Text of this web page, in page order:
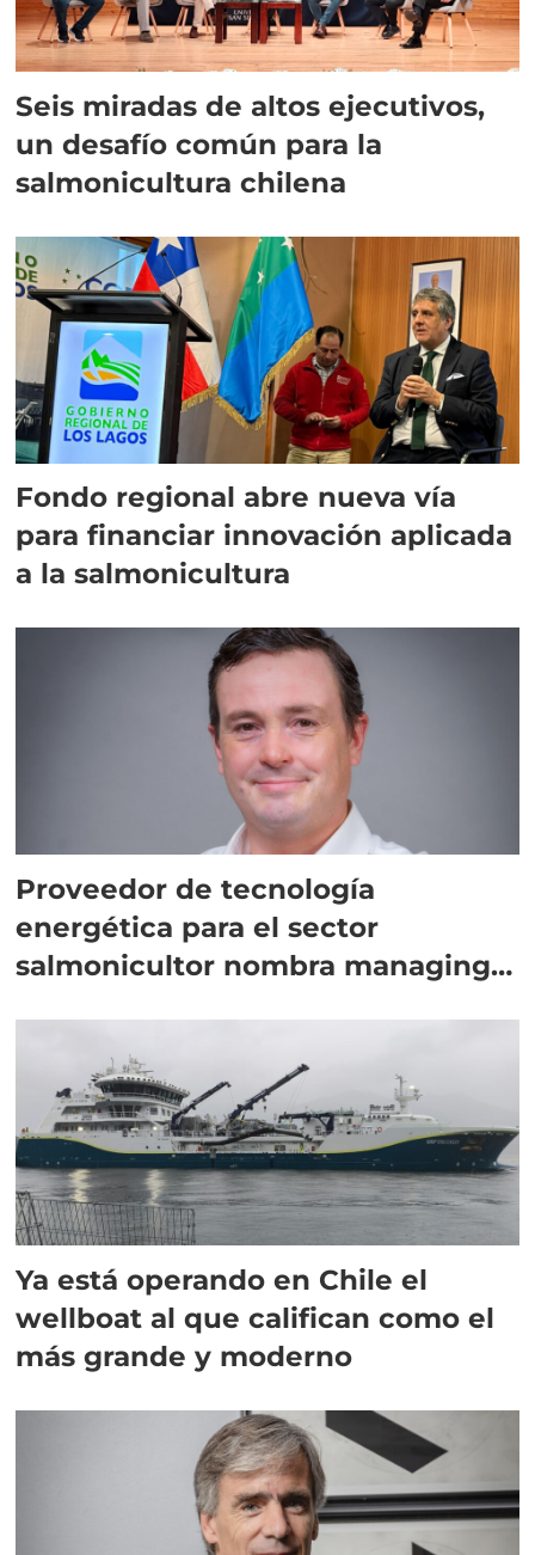
Seis miradas de altos ejecutivos,
un desafío común para la
salmonicultura chilena
Fondo regional abre nueva vía
para financiar innovación aplicada
a la salmonicultura
Proveedor de tecnología
energética para el sector
salmonicultor nombra managing
Ya está operando en Chile el
wellboat al que califican como el
más grande y moderno